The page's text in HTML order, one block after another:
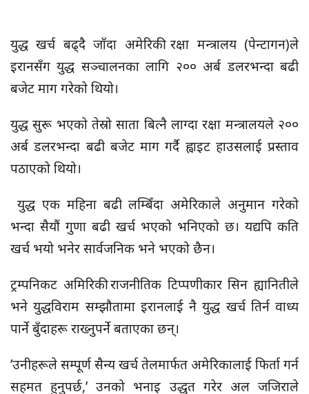
युद्ध खर्च बढ्दै जाँदा अमेरिकी रक्षा मन्त्रालय (पेन्टागन)ले
इरानसँग युद्ध सञ्चालनका लागि २०० अर्ब डलरभन्दा बढी
बजेट माग गरेको थियो।
युद्ध सुरू भएको तेस्रो साता बित्नै लाग्दा रक्षा मन्त्रालयले २००
अर्ब डलरभन्दा बढी बजेट माग गर्दै ह्वाइट हाउसलाई प्रस्ताव
पठाएको थियो।
युद्ध एक महिना बढी लम्बिँदा अमेरिकाले अनुमान गरेको
भन्दा सैयौं गुणा बढी खर्च भएको भनिएको छ। यद्यपि कति
खर्च भयो भनेर सार्वजनिक भने भएको छैन।
ट्रम्पनिकट अमिरिकी राजनीतिक टिप्पणीकार सिन ह्यानितीले
भने युद्धविराम सम्झौतामा इरानलाई नै युद्ध खर्च तिर्न वाध्य
पार्ने बुँदाहरू राख्नुपर्ने बताएका छन्।
’उनीहरूले सम्पूर्ण सैन्य खर्च तेलमार्फत अमेरिकालाई फिर्ता गर्न
सहमत हुनुपर्छ,’ उनको भनाइ उद्धृत गरेर अल जजिराले